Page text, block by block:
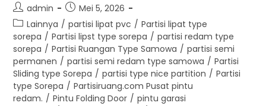
Post
author:
admin
Post
published:
Mei 5, 2026
Post
category:
Lainnya / partisi lipat pvc / Partisi lipat type
sorepa / Partisi lipst type sorepa / partisi redam type
sorepa / Partisi Ruangan Type Samowa / partisi semi
permanen / partisi semi redam type samowa / Partisi
Sliding type Sorepa / partisi type nice partition / Partisi
type Sorepa / Partisiruang.com Pusat pintu
redam. / Pintu Folding Door / pintu garasi